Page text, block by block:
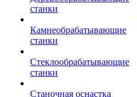
станки
Камнеобрабатывающие
станки
Стеклообрабатывающие
станки
Станочная оснастка